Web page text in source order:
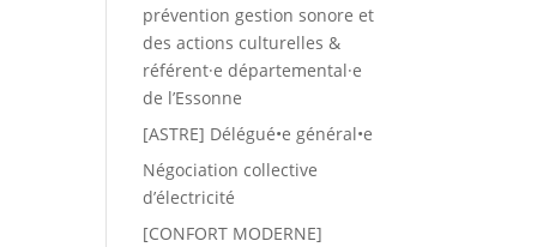
prévention gestion sonore et
des actions culturelles &
référent·e départemental·e
de l’Essonne
[ASTRE] Délégué•e général•e
Négociation collective
d’électricité
[CONFORT MODERNE]